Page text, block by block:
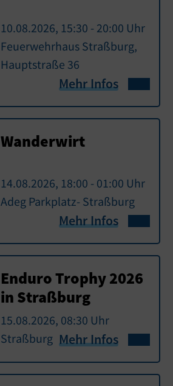
10.08.2026, 15:30 - 20:00 Uhr
Feuerwehrhaus Straßburg,
Hauptstraße 36
Mehr Infos
Wanderwirt
14.08.2026, 18:00 - 01:00 Uhr
Adeg Parkplatz- Straßburg
Mehr Infos
Enduro Trophy 2026
in Straßburg
15.08.2026, 08:30 Uhr
Straßburg Mehr Infos